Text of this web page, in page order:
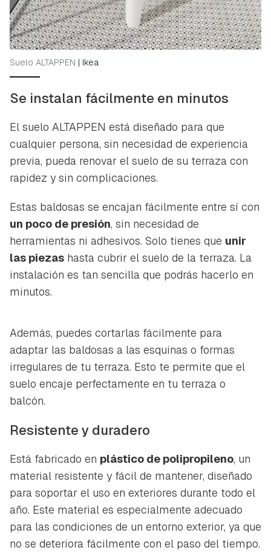
Guardar como favorito
Para poder guardar como favorito, primero has de
iniciar sesión con tu cuenta de Hogarmanía.
INICIAR SESIÓN CANCELAR
Suelo ALTAPPEN | Ikea
Se instalan fácilmente en minutos
El suelo ALTAPPEN está diseñado para que
cualquier persona, sin necesidad de experiencia
previa, pueda renovar el suelo de su terraza con
rapidez y sin complicaciones.
Estas baldosas se encajan fácilmente entre sí con
un poco de presión, sin necesidad de
herramientas ni adhesivos. Solo tienes que unir
las piezas hasta cubrir el suelo de la terraza. La
instalación es tan sencilla que podrás hacerlo en
minutos.
Además, puedes cortarlas fácilmente para
adaptar las baldosas a las esquinas o formas
irregulares de tu terraza. Esto te permite que el
suelo encaje perfectamente en tu terraza o
balcón.
Resistente y duradero
Está fabricado en plástico de polipropileno, un
material resistente y fácil de mantener, diseñado
para soportar el uso en exteriores durante todo el
año. Este material es especialmente adecuado
para las condiciones de un entorno exterior, ya que
no se deteriora fácilmente con el paso del tiempo.
Contenido enviado
Gracias por suscribirte a nuestro boletín.
ACEPTAR